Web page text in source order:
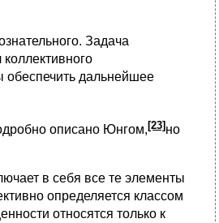
Задача
обеспечить дальнейшее
описано Юнгом,[23]но
в себя все те элементы
определяется классом
относятся только к